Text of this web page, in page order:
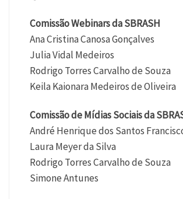
Comissão Webinars da SBRASH
Ana Cristina Canosa Gonçalves
Julia Vidal Medeiros
Rodrigo Torres Carvalho de Souza
Keila Kaionara Medeiros de Oliveira
Comissão de Mídias Sociais da
André Henrique dos Santos
Laura Meyer da Silva
Rodrigo Torres Carvalho de Souza
Simone Antunes